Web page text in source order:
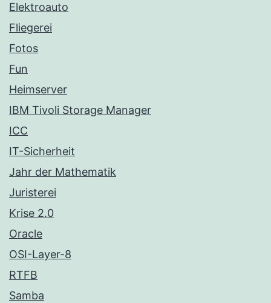
Elektroauto
Fliegerei
Fotos
Fun
Heimserver
IBM Tivoli Storage Manager
ICC
IT-Sicherheit
Jahr der Mathematik
Juristerei
Krise 2.0
Oracle
OSI-Layer-8
RTFB
Samba